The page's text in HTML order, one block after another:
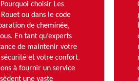
choisir Les
ou dans le code
de cheminée,
En tant qu’experts
de maintenir votre
et votre confort.
à fournir un service
une vaste